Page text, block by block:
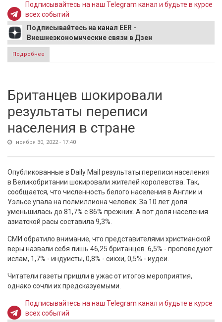
Подписывайтесь на наш Telegram канал и будьте в курсе
всех событий
Подписывайтесь на канал EER -
Внешнеэкономические связи в Дзен
Подробнее
контрактов с Uniper
Британцев шокировали
результаты переписи
населения в стране
ноября 30, 2022 - 17:40
Опубликованные в Daily Mail результаты переписи населения
в Великобритании шокировали жителей королевства. Так,
сообщается, что численность белого населения в Англии и
Уэльсе упала на полмиллиона человек. За 10 лет доля
уменьшилась до 81,7% с 86% прежних. А вот доля населения
азиатской расы составила 9,3%.
СМИ обратило внимание, что представителями христианской
веры назвали себя лишь 46,25 британцев. 6,5% - проповедуют
ислам, 1,7% - индуисты, 0,8% - сикхи, 0,5% - иудеи.
Читатели газеты пришли в ужас от итогов мероприятия,
однако сочли их предсказуемыми.
Подписывайтесь на наш Telegram канал и будьте в курсе
всех событий